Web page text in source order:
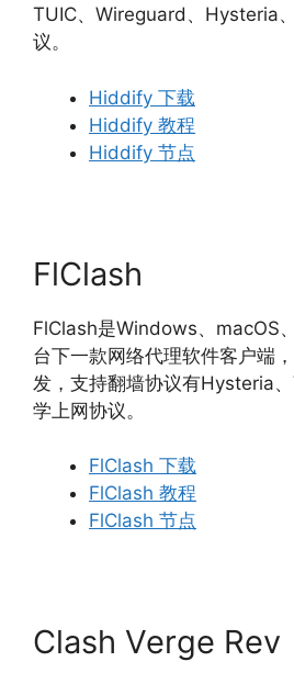
TUIC、Wireguard、Hysteria
议。
Hiddify 下载
Hiddify 教程
Hiddify 节点
FlClash
FlClash是Windows、macOS
台下一款网络代理软件客户端
发，支持翻墙协议有Hysteria
学上网协议。
FlClash 下载
FlClash 教程
FlClash 节点
Clash Verge Rev